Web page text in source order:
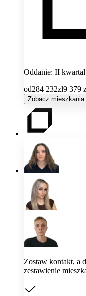
Oddanie: II
od284 232zł9 379
Zobacz mieszkania
Zostaw kontakt, a
zestawienie